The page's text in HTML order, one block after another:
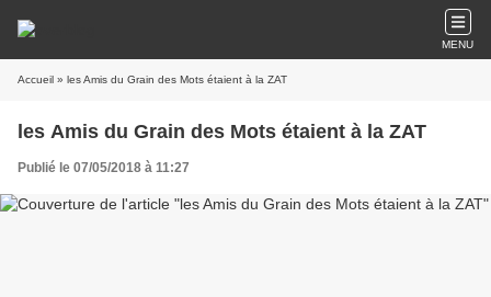
MENU
Accueil » les Amis du Grain des Mots étaient à la ZAT
les Amis du Grain des Mots étaient à la ZAT
Publié le 07/05/2018 à 11:27